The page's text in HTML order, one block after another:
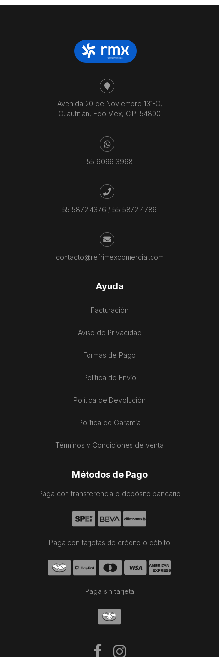
Avenida 20 de Noviembre 131-C,
Cuautitlán, Edo Mex, C.P. 54800
55 6096 3968
55 5872 4376 / 55 5872 4786
contacto@refrimexcomercial.com
Ayuda
Facturación
Aviso de Privacidad
Formas de Pago
Política de Envío
Política de Devolución
Política de Garantía
Términos y Condiciones de venta
Métodos de Pago
Paga con transferencia o depósito bancario
Paga con tarjetas de crédito o débito
Paga sin tarjeta